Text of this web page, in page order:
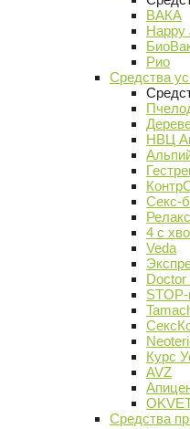
ВАКА
Happy
Рио
Средства
НВЦ
Секс-
4 с
Veda
Doctor
Курс
AVZ
Средства